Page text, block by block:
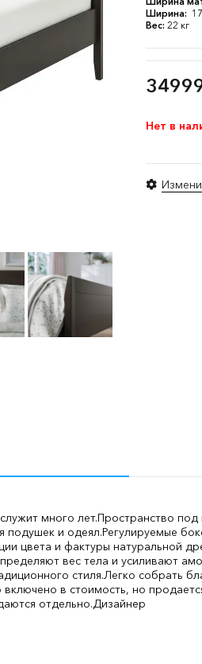
Ширина:
Вес: 22 кг
Нет в
много лет.Пространство
подушек и одеял.Регулируемые
цвета и фактуры натуральной
вес тела и усиливают
стиля.Легко собрать
включено в стоимость, но
отдельно.Дизайнер